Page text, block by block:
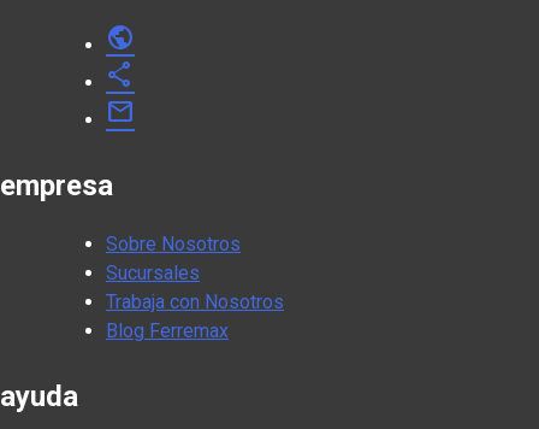
public
share
mail
empresa
Sobre Nosotros
Sucursales
Trabaja con Nosotros
Blog Ferremax
ayuda